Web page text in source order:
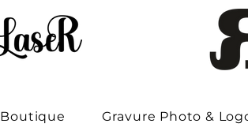
Boutique Gravure Photo &